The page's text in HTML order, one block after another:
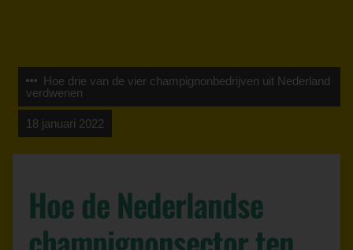
Hoe drie van de vier champignonbedrijven uit Nederland
verdwenen
18 januari 2022
Hoe de Nederlandse